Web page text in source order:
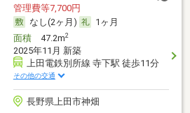
管理費等7,700円
なし(2ヶ月)
1ヶ月
面積47.2m2
2025年11月 新築
上田電鉄別所線 寺下駅 徒歩11分
その他の交通
長野県上田市神畑